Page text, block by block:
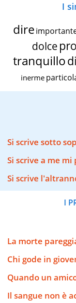
I
dire
dolce
tranquillo
inerme
Si scrive sotto
Si scrive a me mi
Si scrive
I
La morte
Chi gode in
Quando un
Il sangue non è